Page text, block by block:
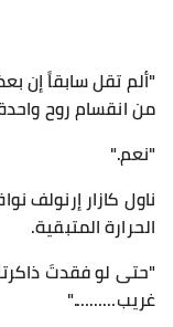
"ألم تقل سابقاً إن
من انقسام روح
"نعم."
ناول كازار إرنولف
الحرارة المتبقية.
"حتى لو فقدتَ
غريب………."